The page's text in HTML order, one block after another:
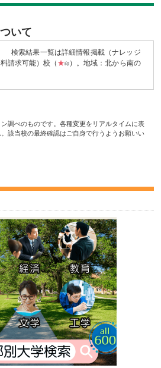
いて
検索結果一覧は詳細情報掲載（ナレッジ
請求可能）校（ ★印 ）。地域：北から南の
調べのものです。各種変更をリアルタイムに表
該当校の最終確認はご自身で行うようお願いい